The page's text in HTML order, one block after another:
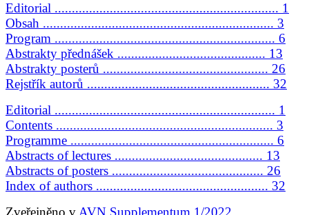
Editorial ................................................................. 1
Obsah ................................................................... 3
Program ................................................................ 6
Abstrakty přednášek ........................................... 13
Abstrakty posterů ................................................ 26
Rejstřík autorů ..................................................... 32
Editorial ................................................................ 1
Contents ............................................................... 3
Programme ........................................................... 6
Abstracts of lectures ........................................... 13
Abstracts of posters ............................................ 26
Index of authors .................................................. 32